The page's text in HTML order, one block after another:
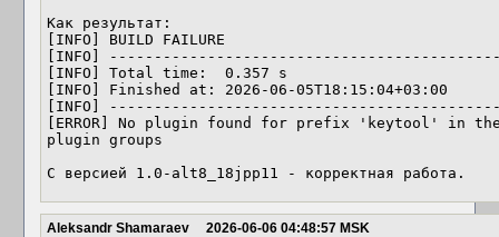
Как результат:
[INFO] BUILD FAILURE
[INFO]
[INFO] Total time:  0.357 s
[INFO] Finished at: 2026-06-05T18:15:04+03:00
[INFO]
[ERROR] No plugin found for prefix 'keytool' in
plugin groups
С версией 1.0-alt8_18jpp11 - корректная работа.
Aleksandr Shamaraev 2026-06-06 04:48:57 MSK